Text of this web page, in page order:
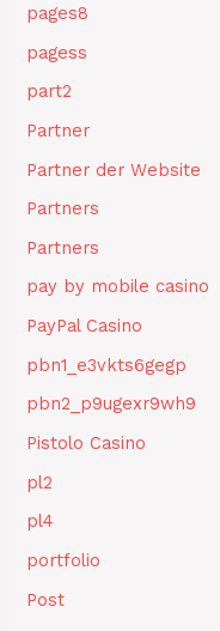
pages8
pagess
part2
Partner
Partner der Website
Partners
Partners
pay by mobile casino
PayPal Casino
pbn1_e3vkts6gegp
pbn2_p9ugexr9wh9
Pistolo Casino
pl2
pl4
portfolio
Post